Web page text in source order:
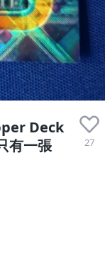
Deck
有一張
27